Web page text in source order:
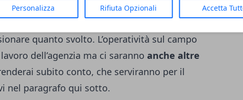
Personalizza Rifiuta Opzionali Accetta
di preventivo. Quindi l’agenzia si
di lavoro ed una
quanto svolto. L’operatività sul campo
dell’agenzia ma ci saranno anche altre
subito conto, che serviranno per il
nel paragrafo qui sotto.